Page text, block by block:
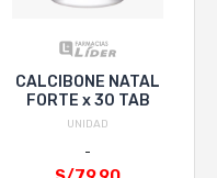
CALCIBONE NATAL
FORTE x 30 TAB
UNIDAD